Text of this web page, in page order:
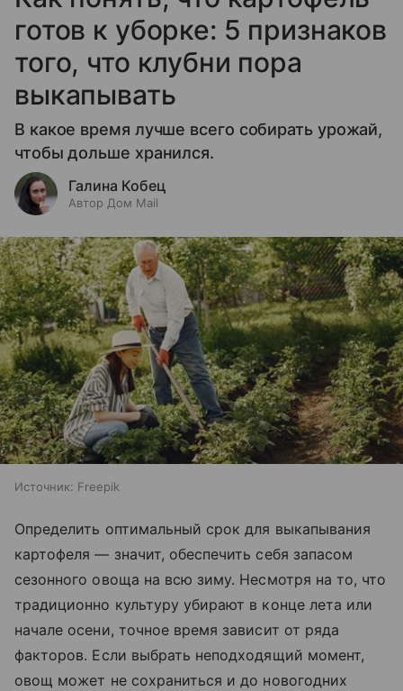
готов к уборке: 5 признаков
того, что клубни пора
выкапывать
В какое время лучше всего собирать урожай,
чтобы дольше хранился.
Галина Кобец
Автор Дом Mail
Источник: Freepik
Определить оптимальный срок для выкапывания
картофеля — значит, обеспечить себя запасом
сезонного овоща на всю зиму. Несмотря на то, что
традиционно культуру убирают в конце лета или
начале осени, точное время зависит от ряда
факторов. Если выбрать неподходящий момент,
овощ может не сохраниться и до новогодних